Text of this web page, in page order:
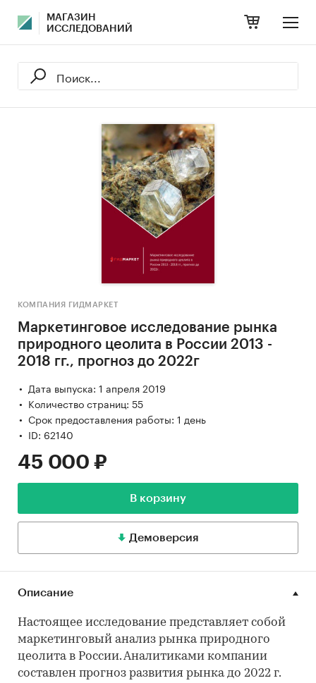
МАГАЗИН
ИССЛЕДОВАНИЙ
КОМПАНИЯ ГИДМАРКЕТ
Маркетинговое исследование рынка
природного цеолита в России 2013 -
2018 гг., прогноз до 2022г
Дата выпуска: 1 апреля 2019
Количество страниц: 55
Срок предоставления работы: 1 день
ID: 62140
45 000 ₽
В корзину
Демоверсия
Описание
Настоящее исследование представляет собой
маркетинговый анализ рынка природного
цеолита в России. Аналитиками компании
составлен прогноз развития рынка до 2022 г.